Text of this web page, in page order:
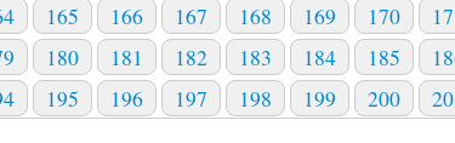
165 166 167 168 169 170
180 181 182 183 184 185
195 196 197 198 199 200